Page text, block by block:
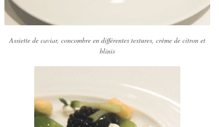
Assiette de caviar, concombre en différentes textures, crème de citron et
blinis